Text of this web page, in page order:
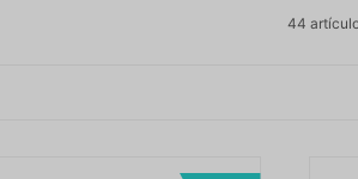
44